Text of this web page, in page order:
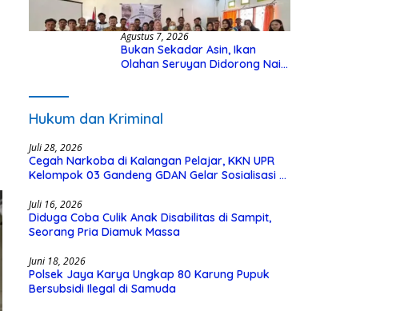
Agustus 7, 2026
Bukan Sekadar Asin, Ikan
Olahan Seruyan Didorong Naik
Hukum dan Kriminal
Juli 28, 2026
Cegah Narkoba di Kalangan Pelajar, KKN UPR
Kelompok 03 Gandeng GDAN Gelar Sosialisasi di
Juli 16, 2026
Diduga Coba Culik Anak Disabilitas di Sampit,
Seorang Pria Diamuk Massa
Juni 18, 2026
Polsek Jaya Karya Ungkap 80 Karung Pupuk
Bersubsidi Ilegal di Samuda